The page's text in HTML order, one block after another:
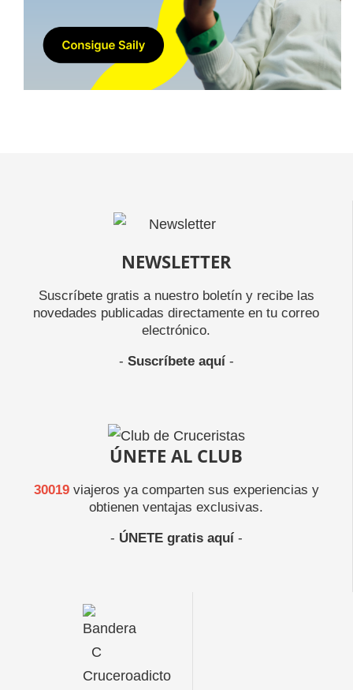
NEWSLETTER
Suscríbete gratis a nuestro boletín y recibe las
novedades publicadas directamente en tu correo
electrónico.
- Suscríbete aquí-
ÚNETE AL CLUB
30019viajeros ya comparten sus experiencias y
obtienen ventajas exclusivas.
- ÚNETE gratis aquí-